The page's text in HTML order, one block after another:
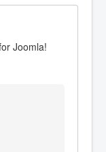
Joomla!